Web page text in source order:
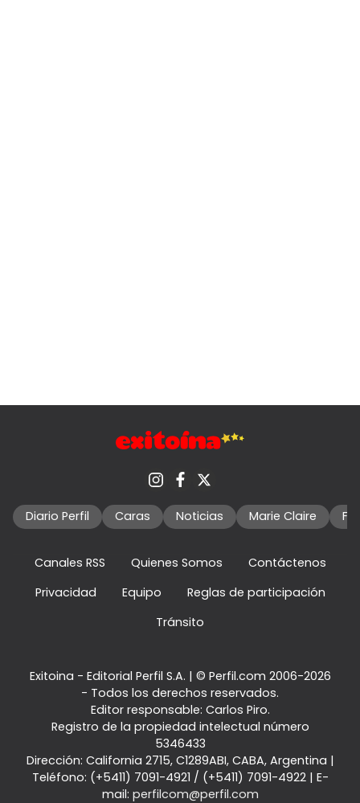
Diario Perfil Caras Noticias Marie Claire
Canales RSS Quienes Somos
Contáctenos
Privacidad
Equipo
Reglas de participación
Tránsito
Exitoina - Editorial Perfil S.A. | © Perfil.com 2006-2026
- Todos los derechos reservados.
Editor responsable: Carlos Piro.
Registro de la propiedad intelectual número
5346433
Dirección: California 2715, C1289ABI, CABA, Argentina |
Teléfono: (+5411) 7091-4921 / (+5411) 7091-4922| E-
mail: perfilcom@perfil.com